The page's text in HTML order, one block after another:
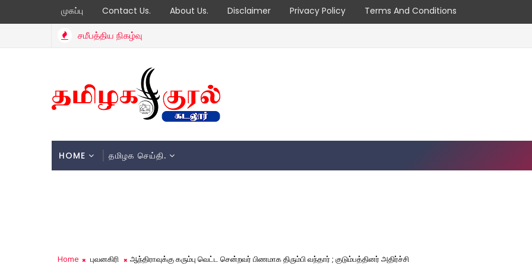
முகப்பு Contact Us. About Us. Disclaimer Privacy Policy Terms And Conditions
சமீபத்திய நிகழ்வு
HOME தமிழக செய்தி.
Home புவனகிரி ஆந்திராவுக்கு கரும்பு வெட்ட சென்றவர் பிணமாக திரும்பி வந்தார் ; குடும்பத்தினர் அதிர்ச்சி